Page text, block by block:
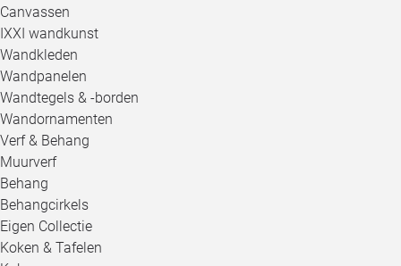
Canvassen
IXXI wandkunst
Wandkleden
Wandpanelen
Wandtegels & -borden
Wandornamenten
Verf & Behang
Muurverf
Behang
Behangcirkels
Eigen Collectie
Koken & Tafelen